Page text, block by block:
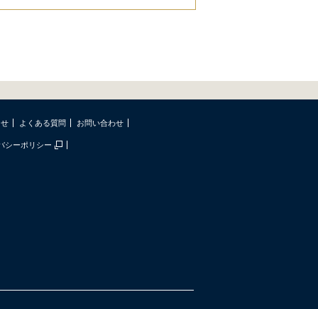
よくある質問 お問い合わせ
シーポリシー